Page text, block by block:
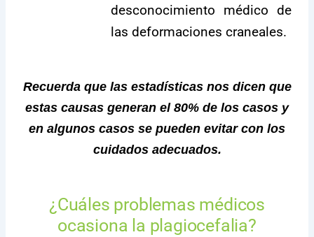
desconocimiento médico de
las deformaciones craneales.
Recuerda que las estadísticas nos dicen que
estas causas generan el 80% de los casos y
en algunos casos se pueden evitar con los
cuidados adecuados.
¿Cuáles problemas médicos
ocasiona la plagiocefalia?